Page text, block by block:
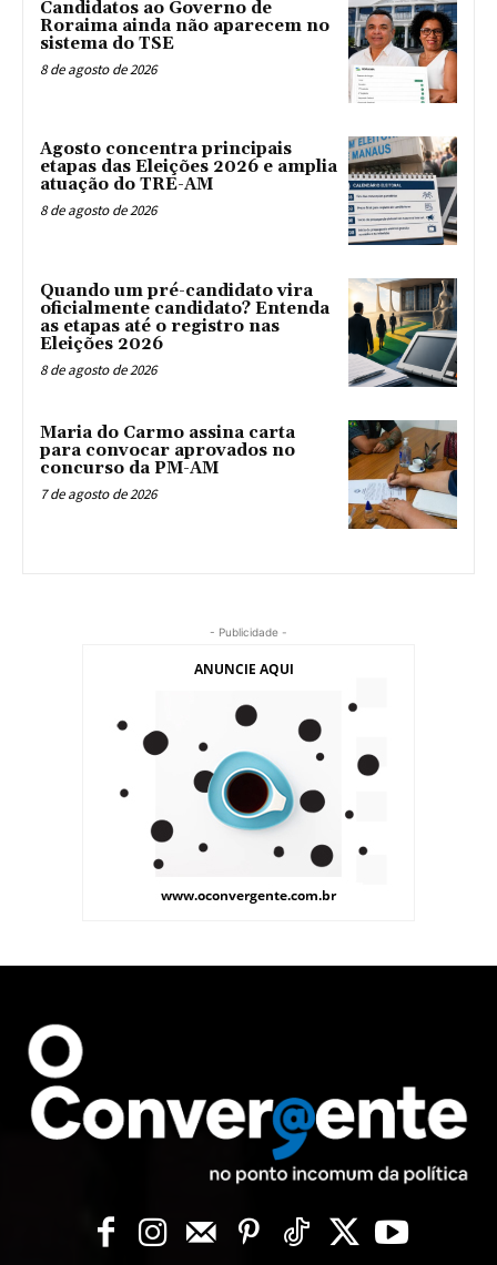
Candidatos ao Governo de
Roraima ainda não aparecem no
sistema do TSE
8 de agosto de 2026
Agosto concentra principais
etapas das Eleições 2026 e amplia
atuação do TRE-AM
8 de agosto de 2026
Quando um pré-candidato vira
oficialmente candidato? Entenda
as etapas até o registro nas
Eleições 2026
8 de agosto de 2026
Maria do Carmo assina carta
para convocar aprovados no
concurso da PM-AM
7 de agosto de 2026
- Publicidade -